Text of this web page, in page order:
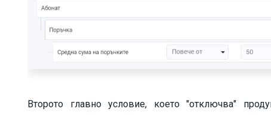
Второто главно условие, което "отключва"